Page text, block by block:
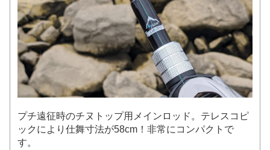
プチ遠征時のチヌトップ用メインロッド。テレスコピ
ックにより仕舞寸法が58cm！非常にコンパクトで
す。